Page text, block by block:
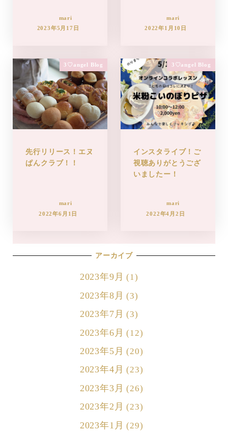
mari
2023年5月17日
mari
2022年1月10日
3♡angel Blog
先行リリース！エヌ
ぱんクラブ！！
mari
2022年6月1日
3♡angel Blog
インスタライブ！ご
視聴ありがとうござ
いましたー！
mari
2022年4月2日
アーカイブ
2023年9月 (1)
2023年8月 (3)
2023年7月 (3)
2023年6月 (12)
2023年5月 (20)
2023年4月 (23)
2023年3月 (26)
2023年2月 (23)
2023年1月 (29)